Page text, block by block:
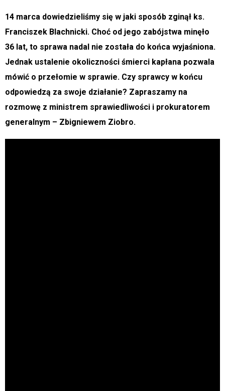
14 marca dowiedzieliśmy się w jaki sposób zginął ks.
Franciszek Blachnicki. Choć od jego zabójstwa minęło
36 lat, to sprawa nadal nie została do końca wyjaśniona.
Jednak ustalenie okoliczności śmierci kapłana pozwala
mówić o przełomie w sprawie. Czy sprawcy w końcu
odpowiedzą za swoje działanie? Zapraszamy na
rozmowę z ministrem sprawiedliwości i prokuratorem
generalnym – Zbigniewem Ziobro.